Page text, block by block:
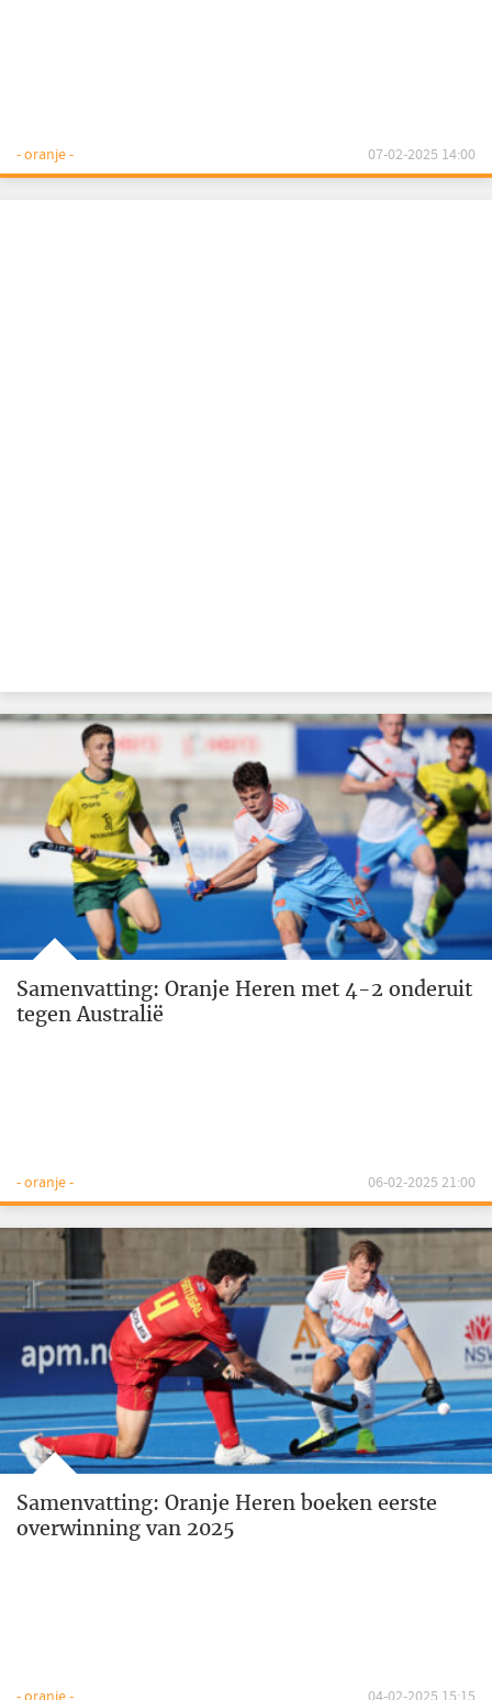
- oranje - 07-02-2025 14:00
Samenvatting: Oranje Heren met 4-2 onderuit
tegen Australië
- oranje - 06-02-2025 21:00
Samenvatting: Oranje Heren boeken eerste
overwinning van 2025